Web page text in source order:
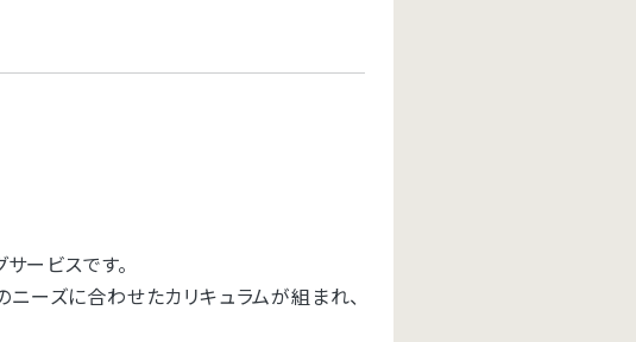
ービスです。
ニーズに合わせたカリキュラムが組まれ、